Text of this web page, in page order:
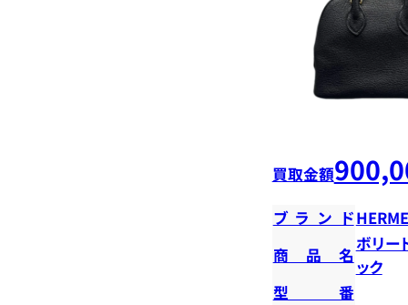
買取金額
ブランド
商品名
ボリ
ック
型番